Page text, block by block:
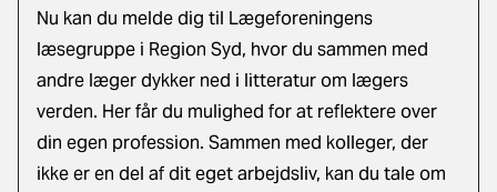
Nu kan du melde dig til Lægeforeningens
læsegruppe i Region Syd, hvor du sammen med
andre læger dykker ned i litteratur om lægers
verden. Her får du mulighed for at reflektere over
din egen profession. Sammen med kolleger, der
ikke er en del af dit eget arbejdsliv, kan du tale om